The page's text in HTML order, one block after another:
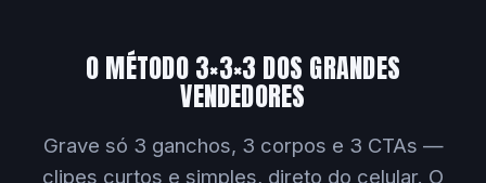
O MÉTODO 3×3×3 DOS GRANDES
VENDEDORES
Grave só 3 ganchos, 3 corpos e 3 CTAs —
clipes curtos e simples, direto do celular. O